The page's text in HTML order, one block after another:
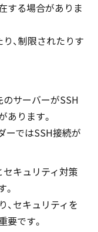
する場合がありま
、制限されたりす
のサーバーがSSH
ります。
ーではSSH接続が
セキュリティ対策
セキュリティを
です。